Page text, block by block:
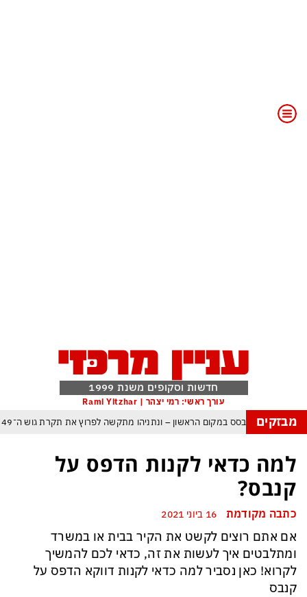
חדשות וסקופים משנת 1999
עורך ראשי: רמי יצהר | Rami Yitzhar
מבזקים
– איזנקוט מתבסס במקום הראשון – ונתניהו מתקשה לפרוץ את תקרת גוש ה־49
עומאן לגבי תפעול משותף של מצר הורמוז – אם טראמפ יאשר המלחמה תסתיים
ומיירטים להגנה – טראמפ נשאר רק עם ציוצי האיום המגוחכים שלא מזיזים לטהרן
כמדיניות: כך הפכה ההוצאה להורג לכלי ההרתעה המרכזי של המשטר האיראני
א-סיסי, ארדואן ושליט קטאר מכנסים פגישת ״כיפה אדומה״ לנתניהו בנושא עזה
למה כדאי לקנות הדפס על
קנבס?
כתבה מקודמת
אם אתם רוצים לקשט את הקיר בבית או במשרד
ומתלבטים איך לעשות את זה, כדאי לכם להמשיך
לקרוא! כאן נסביר למה כדאי לקנות דווקא הדפס על
קנבס